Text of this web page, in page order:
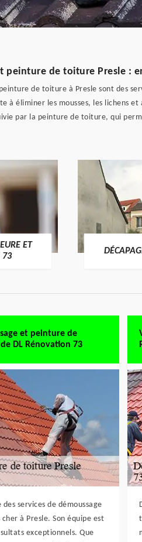
peinture de toiture Presle :
de toiture à Presle sont des
à éliminer les mousses, les lichens
par la peinture de toiture, qui
ET
73
et peinture de
DL Rénovation 73
services de démoussage
à Presle. Son équipe est
exceptionnels. Que